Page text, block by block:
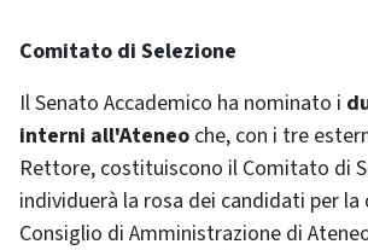
Comitato di Selezione
Il Senato Accademico ha nominato i
interni all'Ateneo che, con i tre
Rettore, costituiscono il Comitato di
individuerà la rosa dei candidati per
Consiglio di Amministrazione di